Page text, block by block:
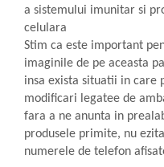
a sistemului imunitar si
celulara
Stim ca este important
imaginile de pe aceasta
insa exista situatii in care
modificari legatee de
fara a ne anunta in
produsele primite, nu
numerele de telefon